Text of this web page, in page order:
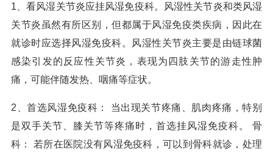
1、看风湿关节炎应挂风湿免疫科。风湿性关节炎和类风湿
关节炎虽然有所区别，但都属于风湿免疫类疾病，因此在
就诊时应选择风湿免疫科。风湿性关节炎主要是由链球菌
感染引发的反应性关节炎，表现为四肢关节的游走性肿
痛，可能伴随发热、咽痛等症状。
2、首选风湿免疫科： 当出现关节疼痛、肌肉疼痛，特别
是双手关节、膝关节等疼痛时，首选挂风湿免疫科。 骨
科： 若所在医院没有风湿免疫科，可以到骨科就诊，处理